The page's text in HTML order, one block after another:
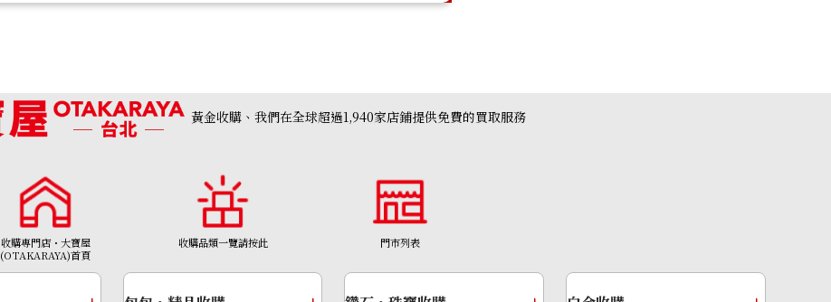
黃金收購、我們在全球超過1,940家店鋪提供免費的買取服務
收購專門店・大寶屋
(OTAKARAYA)首頁
收購品類一覽請按此 門市列表